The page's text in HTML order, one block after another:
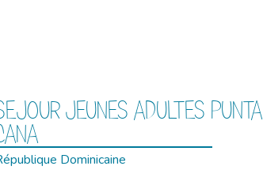
JEUNES ADULTES PUNTA
Dominicaine